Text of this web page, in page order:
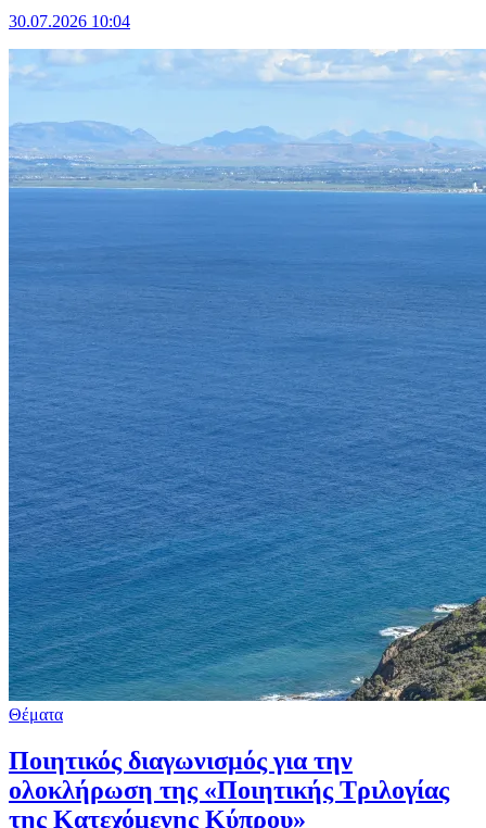
30.07.2026 10:04
Θέματα
Ποιητικός διαγωνισμός για την
ολοκλήρωση της «Ποιητικής Τριλογίας
της Κατεχόμενης Κύπρου»